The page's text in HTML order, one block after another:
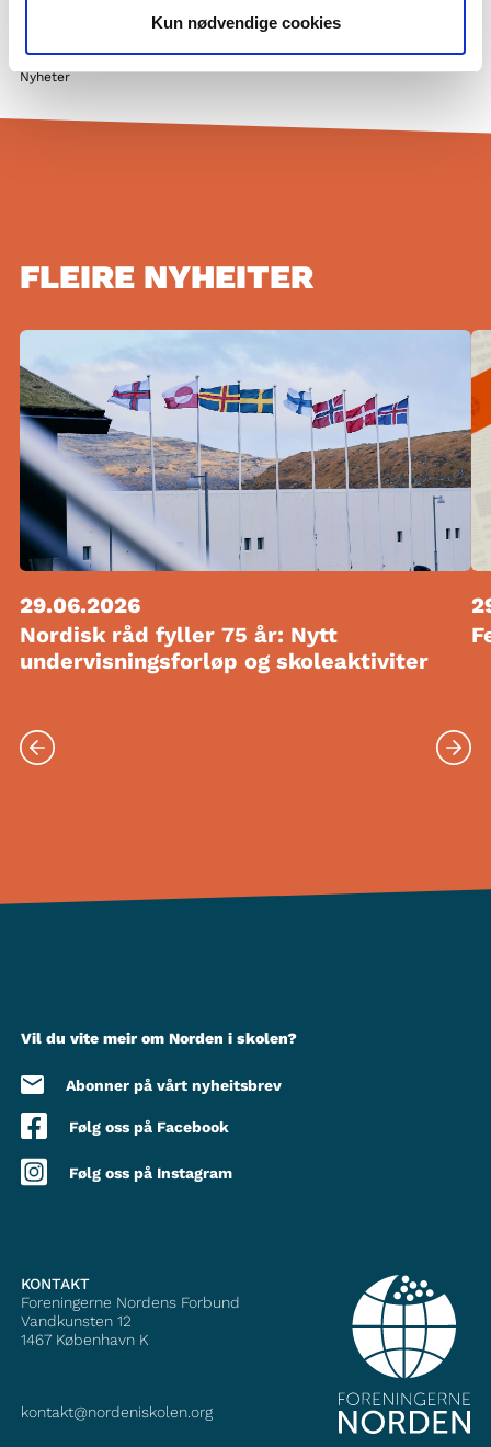
Kun nødvendige cookies
Nyheter
FLEIRE NYHEITER
29.06.2026
Nordisk råd fyller 75 år: Nytt
undervisningsforløp og skoleaktiviter
Vil du vite meir om Norden i skolen?
Abonner på vårt nyheitsbrev
Følg oss på Facebook
Følg oss på Instagram
KONTAKT
Foreningerne Nordens Forbund
Vandkunsten 12
1467 København K
kontakt@nordeniskolen.org